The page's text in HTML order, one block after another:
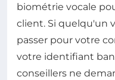
biométrie vocale
client. Si quelqu'un
passer pour votre
votre identifiant
conseillers ne